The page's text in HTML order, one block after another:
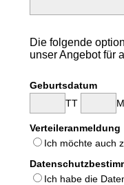
Die folgende
unser Angebot für
Geburtsdatum
TT
Verteileranmeldung
Ich möchte auch
Ich habe die